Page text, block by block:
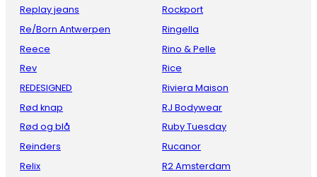
Replay jeans
Re/Born Antwerpen
Reece
Rev
REDESIGNED
Rød knap
Rød og blå
Reinders
Relix
Rockport
Ringella
Rino & Pelle
Rice
Riviera Maison
RJ Bodywear
Ruby Tuesday
Rucanor
R2 Amsterdam